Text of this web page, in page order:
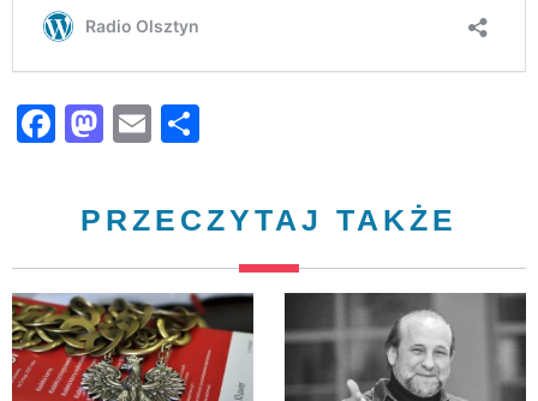
Facebook
Mastodon
Email
PRZECZYTAJ TAKŻE